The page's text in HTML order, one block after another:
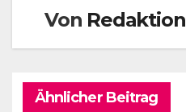
Von Redaktion
Ähnlicher Beitrag